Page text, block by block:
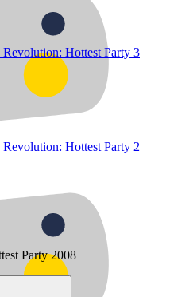
Revolution: Hottest Party 3
Revolution: Hottest Party 2
Party2008